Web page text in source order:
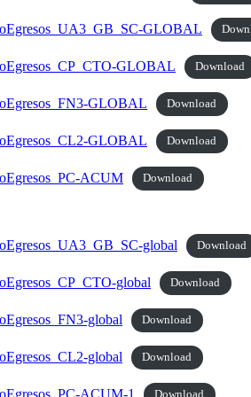
GLOBAL
GLOBAL Download
GLOBAL Download
GLOBAL Download
ACUM Download
global
Download
global Download
global Download
global Download
ACUM-1